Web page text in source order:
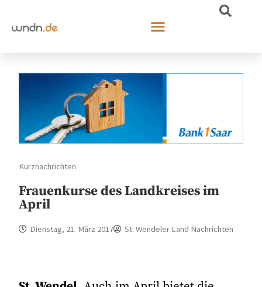
Kurznachrichten
Frauenkurse des Landkreises im
April
Dienstag, 21. März 2017 St. Wendeler Land Nachrichten